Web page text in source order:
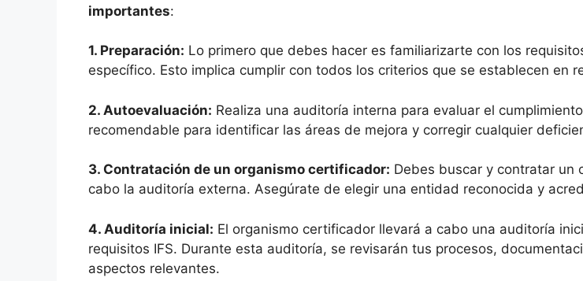
importantes:
1. Preparación: Lo primero que debes hacer es familiarizarte con los
específico. Esto implica cumplir con todos los criterios que se establecen en
2. Autoevaluación: Realiza una auditoría interna para evaluar el
recomendable para identificar las áreas de mejora y corregir cualquier
3. Contratación de un organismo certificador: Debes buscar y contratar un
cabo la auditoría externa. Asegúrate de elegir una entidad reconocida y
4. Auditoría inicial: El organismo certificador llevará a cabo una auditoría
requisitos IFS. Durante esta auditoría, se revisarán tus procesos,
aspectos relevantes.